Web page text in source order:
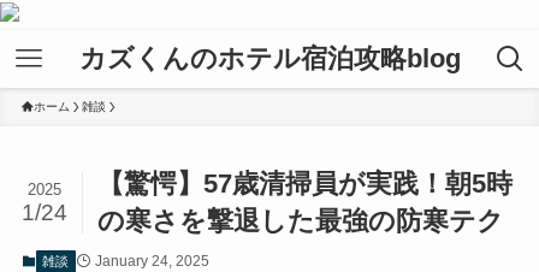
カズくんのホテル宿泊攻略blog
ホーム 雑談
【驚愕】57歳清掃員が実践！朝5時
の寒さを撃退した最強の防寒テク
2025
1/24
雑談 January 24, 2025